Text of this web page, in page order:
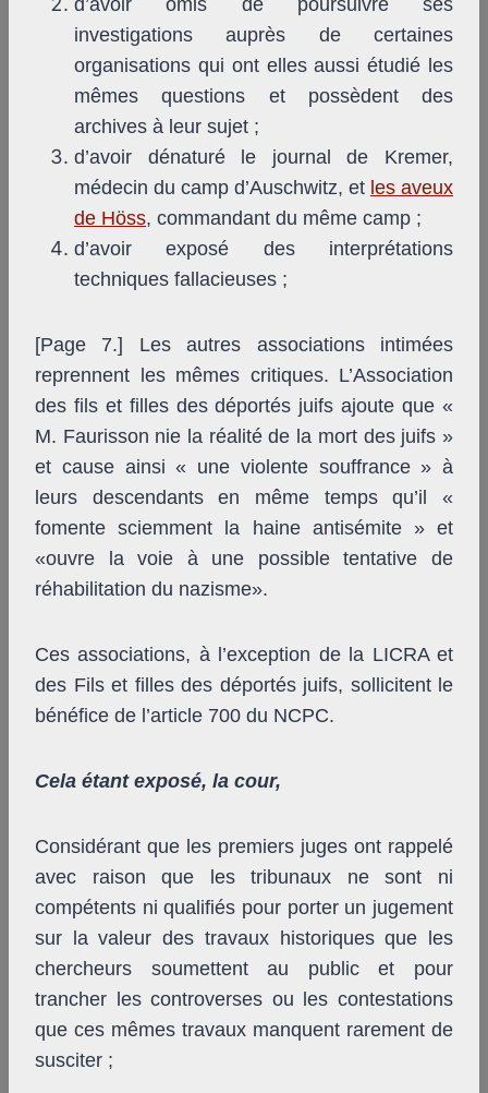
d’avoir omis de poursuivre ses
investigations auprès de certaines
organisations qui ont elles aussi étudié les
mêmes questions et possèdent des
archives à leur sujet ;
d’avoir dénaturé le journal de Kremer,
médecin du camp d’Auschwitz, et les aveux
de Höss, commandant du même camp ;
d’avoir exposé des interprétations
techniques fallacieuses ;
[Page 7.] Les autres associations intimées
reprennent les mêmes critiques. L’Association
des fils et filles des déportés juifs ajoute que «
M. Faurisson nie la réalité de la mort des juifs »
et cause ainsi « une violente souffrance » à
leurs descendants en même temps qu’il «
fomente sciemment la haine antisémite » et
«ouvre la voie à une possible tentative de
réhabilitation du nazisme».
Ces associations, à l’exception de la LICRA et
des Fils et filles des déportés juifs, sollicitent le
bénéfice de l’article 700 du NCPC.
Cela étant exposé, la cour,
Considérant que les premiers juges ont rappelé
avec raison que les tribunaux ne sont ni
compétents ni qualifiés pour porter un jugement
sur la valeur des travaux historiques que les
chercheurs soumettent au public et pour
trancher les controverses ou les contestations
que ces mêmes travaux manquent rarement de
susciter ;